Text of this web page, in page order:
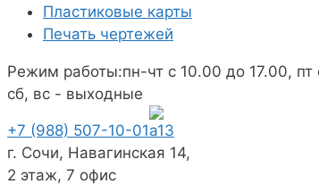
Пластиковые карты
Печать чертежей
Режим работы:пн-чт с 10.00 до 17.00,
сб, вс - выходные
+7 (988) 507-10-01
г. Сочи, Навагинская 14,
2 этаж, 7 офис